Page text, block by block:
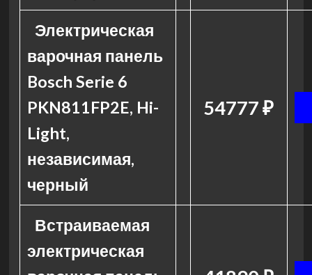
Электрическая
варочная панель
Bosch Serie 6
PKN811FP2E, Hi-
Light,
независимая,
черный
54777 ₽
Встраиваемая
электрическая